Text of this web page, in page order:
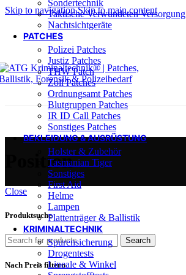
Skip to navigationSkip to main content
Sondertechnik
Taktische Verwundeten Versorgung
Nachtsichtgeräte
PATCHES
Polizei Patches
Justiz Patches
THW Patch
Zoll Patches
Ordnungsamt Patches
Blutgruppen Patches
IR ID Call Patches
Sonstiges Patches
BEKLEIDUNG & AUSRÜSTUNG
Holster & Zubehör
Tasmanian Tiger
Sonstiges
First Aid
Helme
Lampen
Plattenträger & Ballistik
KRIMINALTECHNIK
Spurensicherung
Drogentests
Lineale & Winkel
Position
Close
Produktsuche
Search
Nach Preis filtern